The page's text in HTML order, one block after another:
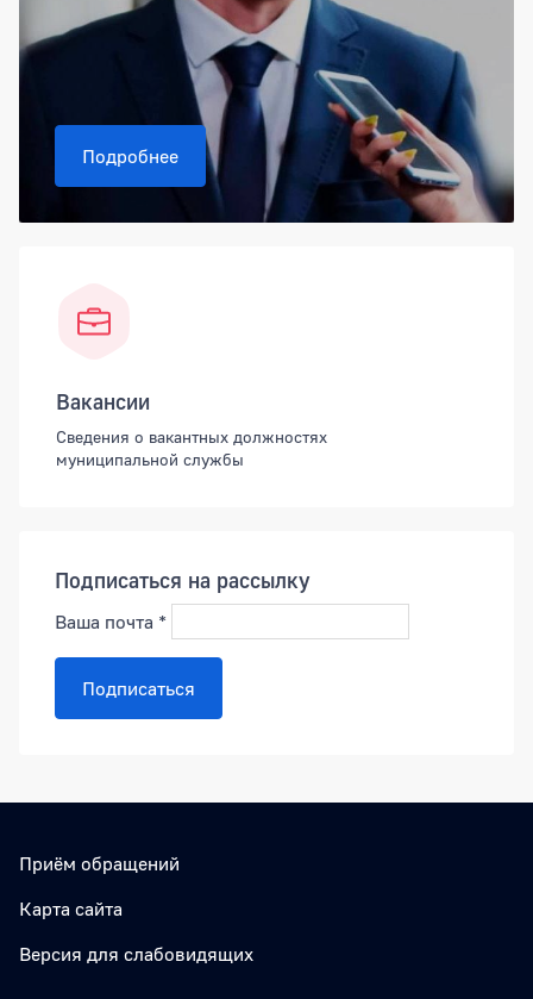
Подробнее
Вакансии
Сведения о вакантных должностях
муниципальной службы
Подписаться на рассылку
Ваша почта *
Подписаться
Приём обращений
Карта сайта
Версия для слабовидящих